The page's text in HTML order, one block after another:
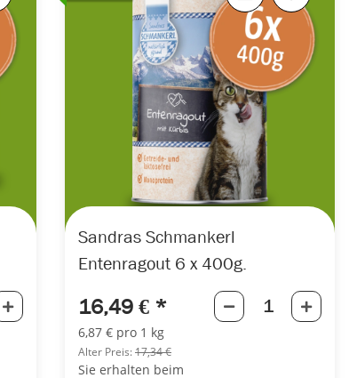
Sandras Schmankerl
Entenragout 6 x 400g.
16,49 € *
6,87 € pro 1 kg
Alter Preis:17,34 €
Sie erhalten beim